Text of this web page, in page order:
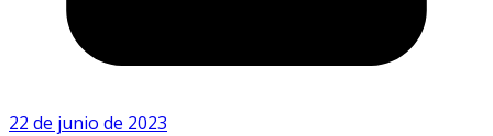
22 de junio de 2023